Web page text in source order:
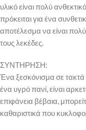
υλικό είναι πολύ
πρόκειται για ένα
αποτέλεσμα να είναι πολύ
τους λεκέδες.
ΣΥΝΤΗΡΗΣΗ:
Ένα ξεσκόνισμα σε
ένα υγρό πανί, είναι
επιφάνεια βέβαια,
καθαριστικά που